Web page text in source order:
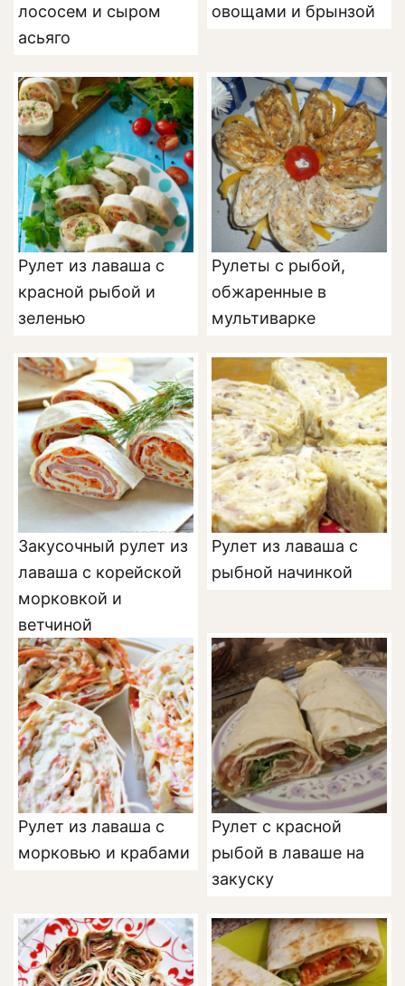
лососем и сыром
асьяго
овощами и брынзой
Рулет из лаваша с
красной рыбой и
зеленью
Рулеты с рыбой,
обжаренные в
мультиварке
Закусочный рулет из
лаваша с корейской
морковкой и
ветчиной
Рулет из лаваша с
рыбной начинкой
Рулет из лаваша с
морковью и крабами
Рулет с красной
рыбой в лаваше на
закуску